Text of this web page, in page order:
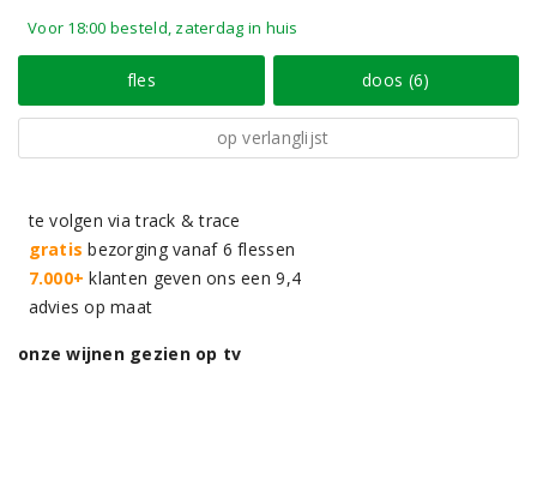
Voor 18:00 besteld, zaterdag in huis
fles doos (6)
op verlanglijst
te volgen via track & trace
gratis bezorging vanaf 6 flessen
7.000+ klanten geven ons een 9,4
advies op maat
onze wijnen gezien op tv